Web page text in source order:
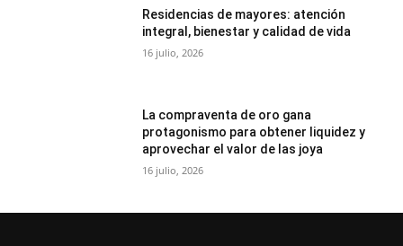
Residencias de mayores: atención
integral, bienestar y calidad de vida
16 julio, 2026
La compraventa de oro gana
protagonismo para obtener liquidez y
aprovechar el valor de las joya
16 julio, 2026